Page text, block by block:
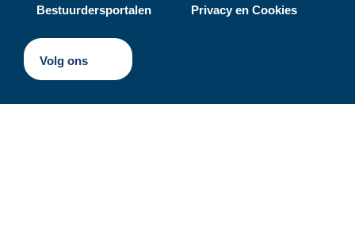
Bestuurdersportalen
Privacy en Cookies
Volg ons